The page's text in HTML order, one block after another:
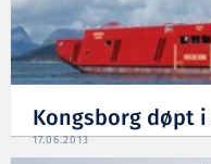
Kongsborg døpt
17.06.2013